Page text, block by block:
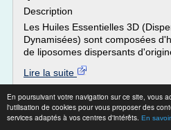
En poursuivant votre navigation sur ce site, vous
l'utilisation de cookies pour vous proposer des
services adaptés à vos centres d'intérêts. En
Description
Les Huiles Essentielles 3D
Dynamisées) sont composées
de liposomes dispersants
Lire la suite
Site :https://www.herboristerie-
Thèmes liés :huile